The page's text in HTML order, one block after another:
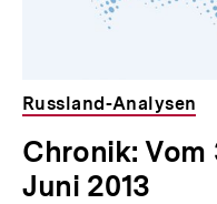
Russland-Analysen
Chronik: Vom
Juni 2013